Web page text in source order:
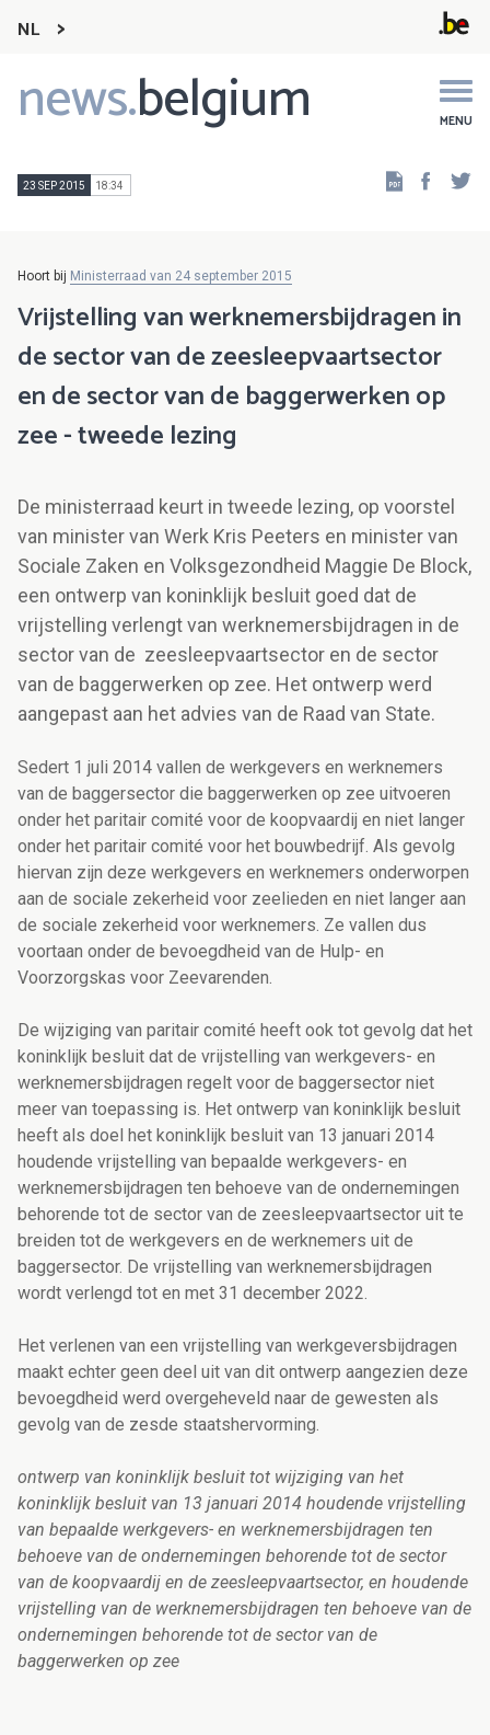
NL
news.belgium MENU
Main
navigation
23 SEP 2015 18:34
Hoort bij Ministerraad van 24 september 2015
Vrijstelling van werknemersbijdragen in
de sector van de zeesleepvaartsector
en de sector van de baggerwerken op
zee - tweede lezing
De ministerraad keurt in tweede lezing, op voorstel
van minister van Werk Kris Peeters en minister van
Sociale Zaken en Volksgezondheid Maggie De Block,
een ontwerp van koninklijk besluit goed dat de
vrijstelling verlengt van werknemersbijdragen in de
sector van de zeesleepvaartsector en de sector
van de baggerwerken op zee. Het ontwerp werd
aangepast aan het advies van de Raad van State.
Sedert 1 juli 2014 vallen de werkgevers en werknemers
van de baggersector die baggerwerken op zee uitvoeren
onder het paritair comité voor de koopvaardij en niet langer
onder het paritair comité voor het bouwbedrijf. Als gevolg
hiervan zijn deze werkgevers en werknemers onderworpen
aan de sociale zekerheid voor zeelieden en niet langer aan
de sociale zekerheid voor werknemers. Ze vallen dus
voortaan onder de bevoegdheid van de Hulp- en
Voorzorgskas voor Zeevarenden.
De wijziging van paritair comité heeft ook tot gevolg dat het
koninklijk besluit dat de vrijstelling van werkgevers- en
werknemersbijdragen regelt voor de baggersector niet
meer van toepassing is. Het ontwerp van koninklijk besluit
heeft als doel het koninklijk besluit van 13 januari 2014
houdende vrijstelling van bepaalde werkgevers- en
werknemersbijdragen ten behoeve van de ondernemingen
behorende tot de sector van de zeesleepvaartsector uit te
breiden tot de werkgevers en de werknemers uit de
baggersector. De vrijstelling van werknemersbijdragen
wordt verlengd tot en met 31 december 2022.
Het verlenen van een vrijstelling van werkgeversbijdragen
maakt echter geen deel uit van dit ontwerp aangezien deze
bevoegdheid werd overgeheveld naar de gewesten als
gevolg van de zesde staatshervorming.
ontwerp van koninklijk besluit tot wijziging van het
koninklijk besluit van 13 januari 2014 houdende vrijstelling
van bepaalde werkgevers- en werknemersbijdragen ten
behoeve van de ondernemingen behorende tot de sector
van de koopvaardij en de zeesleepvaartsector, en houdende
vrijstelling van de werknemersbijdragen ten behoeve van de
ondernemingen behorende tot de sector van de
baggerwerken op zee